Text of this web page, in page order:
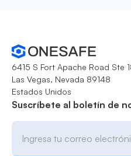
6415 S Fort Apache Road Ste
Las Vegas, Nevada 89148
Estados Unidos
Suscríbete al boletín de